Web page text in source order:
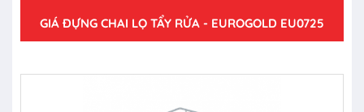
GIÁ ĐỰNG CHAI LỌ TẨY RỬA - EUROGOLD EU0725